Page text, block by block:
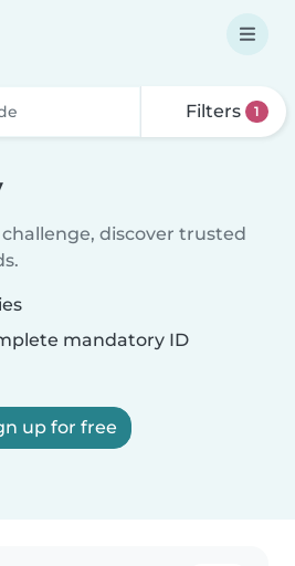
Filters 1
discover trusted
mandatory ID
up for free